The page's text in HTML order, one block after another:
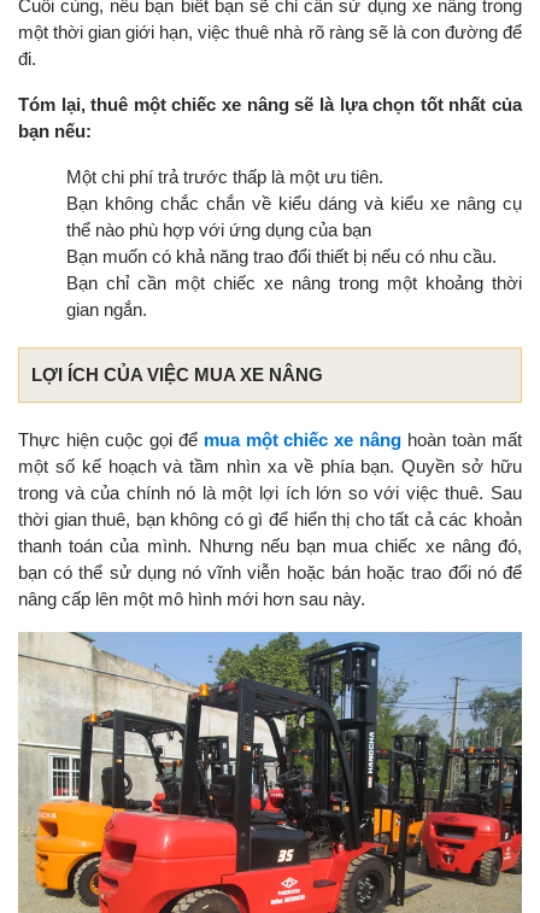
Cuối cùng, nếu bạn biết bạn sẽ chỉ cần sử dụng xe nâng trong
một thời gian giới hạn, việc thuê nhà rõ ràng sẽ là con đường để
đi.
Tóm lại, thuê một chiếc xe nâng sẽ là lựa chọn tốt nhất của
bạn nếu:
Một chi phí trả trước thấp là một ưu tiên.
Bạn không chắc chắn về kiểu dáng và kiểu xe nâng cụ
thể nào phù hợp với ứng dụng của bạn
Bạn muốn có khả năng trao đổi thiết bị nếu có nhu cầu.
Bạn chỉ cần một chiếc xe nâng trong một khoảng thời
gian ngắn.
LỢI ÍCH CỦA VIỆC MUA XE NÂNG
Thực hiện cuộc gọi để mua một chiếc xe nâng hoàn toàn mất
một số kế hoạch và tầm nhìn xa về phía bạn. Quyền sở hữu
trong và của chính nó là một lợi ích lớn so với việc thuê. Sau
thời gian thuê, bạn không có gì để hiển thị cho tất cả các khoản
thanh toán của mình. Nhưng nếu bạn mua chiếc xe nâng đó,
bạn có thể sử dụng nó vĩnh viễn hoặc bán hoặc trao đổi nó để
nâng cấp lên một mô hình mới hơn sau này.